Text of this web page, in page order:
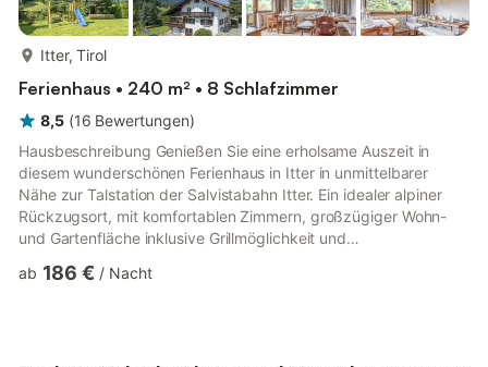
Itter, Tirol
Ferienhaus • 240 m² • 8 Schlafzimmer
8,5 (16 Bewertungen)
Hausbeschreibung Genießen Sie eine erholsame Auszeit in
diesem wunderschönen Ferienhaus in Itter in unmittelbarer
Nähe zur Talstation der Salvistabahn Itter. Ein idealer alpiner
Rückzugsort, mit komfortablen Zimmern, großzügiger Wohn-
und Gartenfläche inklusive Grillmöglichkeit und
direkten Zugang zu zahlreichen Wanderwegen und zum
ab 186 € / Nacht